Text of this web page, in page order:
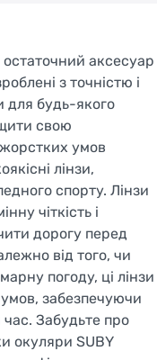
аксесуар
з точністю і
для будь-якого
свою
жорстких умов
лінзи,
спорту. Лінзи
чіткість і
дорогу перед
від того, чи
погоду, ці лінзи
забезпечуючи
Забудьте про
окуляри SUBY